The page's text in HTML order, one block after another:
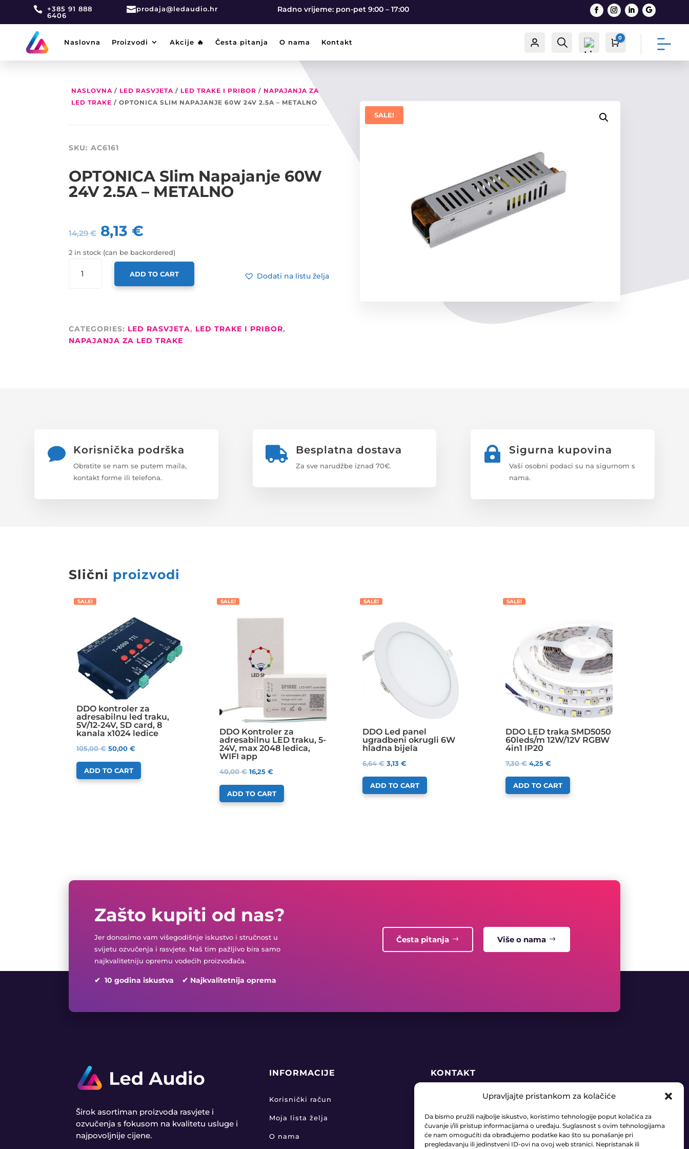
Upravljajte pristankom za kolačiće
Da bismo pružili najbolje iskustvo, koristimo tehnologije poput kolačića za
čuvanje i/ili pristup informacijama o uređaju. Suglasnost s ovim tehnologijama
će nam omogućiti da obrađujemo podatke kao što su ponašanje pri
pregledavanju ili jedinstveni ID-ovi na ovoj web stranici. Nepristanak ili
 +385 91 888
6406
prodaja@ledaudio.hr Radno vrijeme: pon-pet 9:00 – 17:00
Naslovna Proizvodi Akcije 🔥 Česta pitanja O nama Kontakt Račun Traži Cart
0
€
NASLOVNA / LED RASVJETA / LED TRAKE I PRIBOR / NAPAJANJA ZA
LED TRAKE / OPTONICA SLIM NAPAJANJE 60W 24V 2.5A – METALNO
SKU:AC6161
OPTONICA Slim Napajanje 60W
24V 2.5A – METALNO
14,29€ 8,13€
2 in stock (can be backordered)
SLIM
ADD TO CART Dodati na listu želja
SALE!
CATEGORIES: LED RASVJETA, LED TRAKE I PRIBOR,
NAPAJANJA ZA LED TRAKE
 Korisnička podrška
Obratite se nam se putem maila,
kontakt forme ili telefona.
 Besplatna dostava
Za sve narudžbe iznad 70€.
 Sigurna kupovina
Vaši osobni podaci su na sigurnom s
nama.
Slični proizvodi
SALE!
DDO kontroler za
adresabilnu led traku,
5V/12-24V, SD card, 8
kanala x1024 ledice
105,00€ 50,00€
ADD TO CART
SALE!
DDO Kontroler za
adresabilnu LED traku, 5-
24V, max 2048 ledica,
WIFI app
40,00€ 16,25€
ADD TO CART
SALE!
DDO Led panel
ugradbeni okrugli 6W
hladna bijela
6,64€ 3,13€
ADD TO CART
SALE!
DDO LED traka SMD5050
60leds/m 12W/12V RGBW
4in1 IP20
7,30€ 4,25€
ADD TO CART
Zašto kupiti od nas?
Jer donosimo vam višegodišnje iskustvo i stručnost u
svijetu ozvučenja i rasvjete. Naš tim pažljivo bira samo
najkvalitetniju opremu vodećih proizvođača.
✔ 10 godina iskustva ✔ Najkvalitetnija oprema
Česta pitanja Više o nama
Širok asortiman proizvoda rasvjete i
ozvučenja s fokusom na kvalitetu usluge i
najpovoljnije cijene.
INFORMACIJE
Korisnički račun
Moja lista želja
O nama
KONTAKT
+385 91 888 6406
prodaja@ledaudio.hr
 KLARIĆI 50B, 10410 VELIKA GORICA